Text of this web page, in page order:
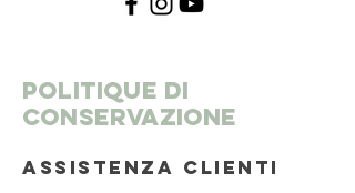
politique di
conservazione
Assistenza clienti